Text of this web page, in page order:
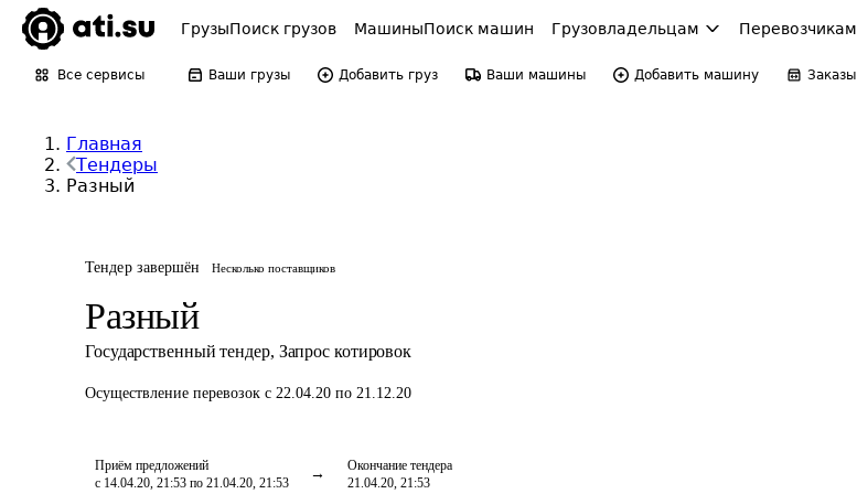
ГрузыПоиск грузов МашиныПоиск машин Грузовладельцам Перевозчикам
Все сервисы Ваши грузы Добавить груз Ваши машины Добавить машину Заказы
Главная
Тендеры
Разный
Тендер завершён Несколько поставщиков
Разный
Государственный тендер, Запрос котировок
Осуществление перевозок с 22.04.20 по 21.12.20
Приём предложений
с 14.04.20, 21:53 по 21.04.20, 21:53
Окончание тендера
21.04.20, 21:53